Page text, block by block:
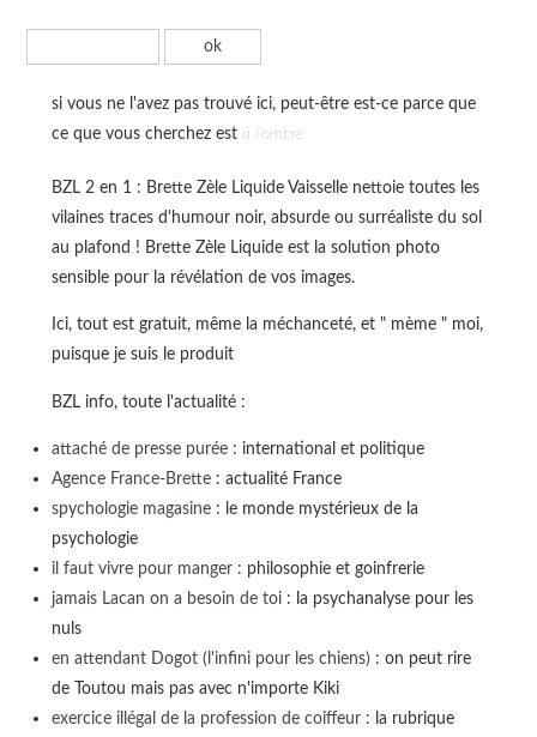
si vous ne l'avez pas trouvé ici, peut-être est-ce parce que
ce que vous cherchez est à l'ombre
BZL 2 en 1 : Brette Zèle Liquide Vaisselle nettoie toutes les
vilaines traces d'humour noir, absurde ou surréaliste du sol
au plafond ! Brette Zèle Liquide est la solution photo
sensible pour la révélation de vos images.
Ici, tout est gratuit, même la méchanceté, et " mème " moi,
puisque je suis le produit
BZL info, toute l'actualité :
attaché de presse purée: international et politique
Agence France-Brette: actualité France
spychologie magasine: le monde mystérieux de la
psychologie
il faut vivre pour manger: philosophie et goinfrerie
jamais Lacan on a besoin de toi: la psychanalyse pour les
nuls
en attendant Dogot (l'infini pour les chiens): on peut rire
de Toutou mais pas avec n'importe Kiki
exercice illégal de la profession de coiffeur: la rubrique